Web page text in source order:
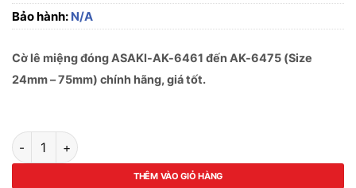
Bảo hành: N/A
Cờ lê miệng đóng ASAKI-AK-6461 đến AK-6475 (Size
24mm – 75mm) chính hãng, giá tốt.
Cờ lê miệng đóng ASAKI-AK-6461 đến AK-6475 (Size 24mm
THÊM VÀO GIỎ HÀNG